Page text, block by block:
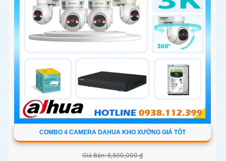
COMBO 4 CAMERA DAHUA KHO XƯỞNG GIÁ TỐT
Giá Bán: 6,500,000 ₫